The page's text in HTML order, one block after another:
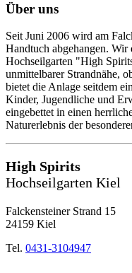
Über uns
Seit Juni 2006 wird am
Handtuch abgehangen.
Hochseilgarten "High
unmittelbarer Strandnähe,
bietet die Anlage seitdem
Kinder, Jugendliche und
eingebettet in einen
Naturerlebnis der
High Spirits
Hochseilgarten Kiel
Falckensteiner Strand 15
24159 Kiel
Tel. 0431-3104947